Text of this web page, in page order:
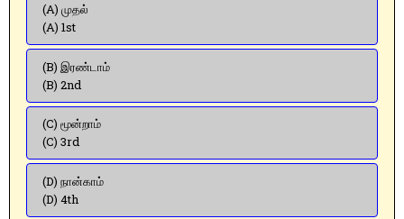
(A) முதல்
(A) 1st
(B) இரண்டாம்
(B) 2nd
(C) மூன்றாம்
(C) 3rd
(D) நான்காம்
(D) 4th